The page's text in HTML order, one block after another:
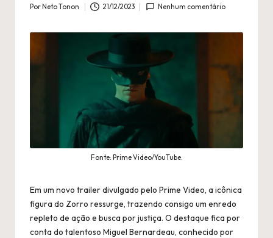
l
Publicado
Por Neto Tonon 21/12/2023 Nenhum comentário
Fonte: Prime Video/YouTube.
Em um novo trailer divulgado pelo Prime Video, a icônica
figura do Zorro ressurge, trazendo consigo um enredo
repleto de ação e busca por justiça. O destaque fica por
conta do talentoso Miguel Bernardeau, conhecido por